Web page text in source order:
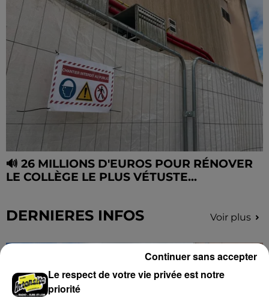
🔊 26 MILLIONS D'EUROS POUR RÉNOVER
LE COLLÈGE LE PLUS VÉTUSTE...
DERNIERES INFOS Voir plus
Le respect de votre vie privée est notre
priorité
Continuer sans accepter